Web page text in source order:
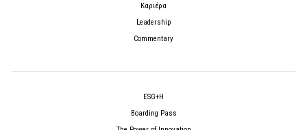
Καριέρα
Leadership
Commentary
ESG+H
Boarding Pass